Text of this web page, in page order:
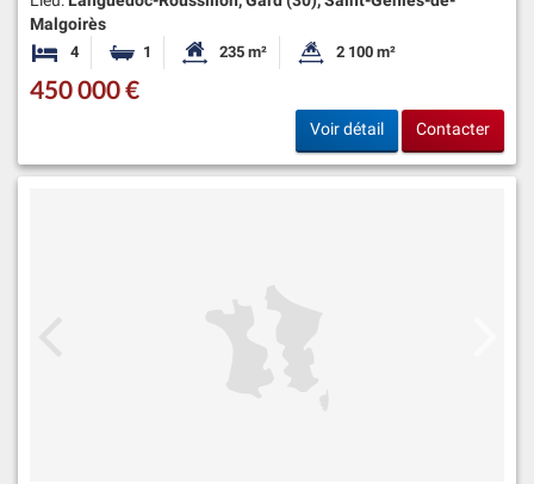
Malgoirès
4 Chambres1 Salle de bainSurface habitable:
235 m² Superficie du terrain:
2 100 m²
450 000 €
Voir détail Contacter